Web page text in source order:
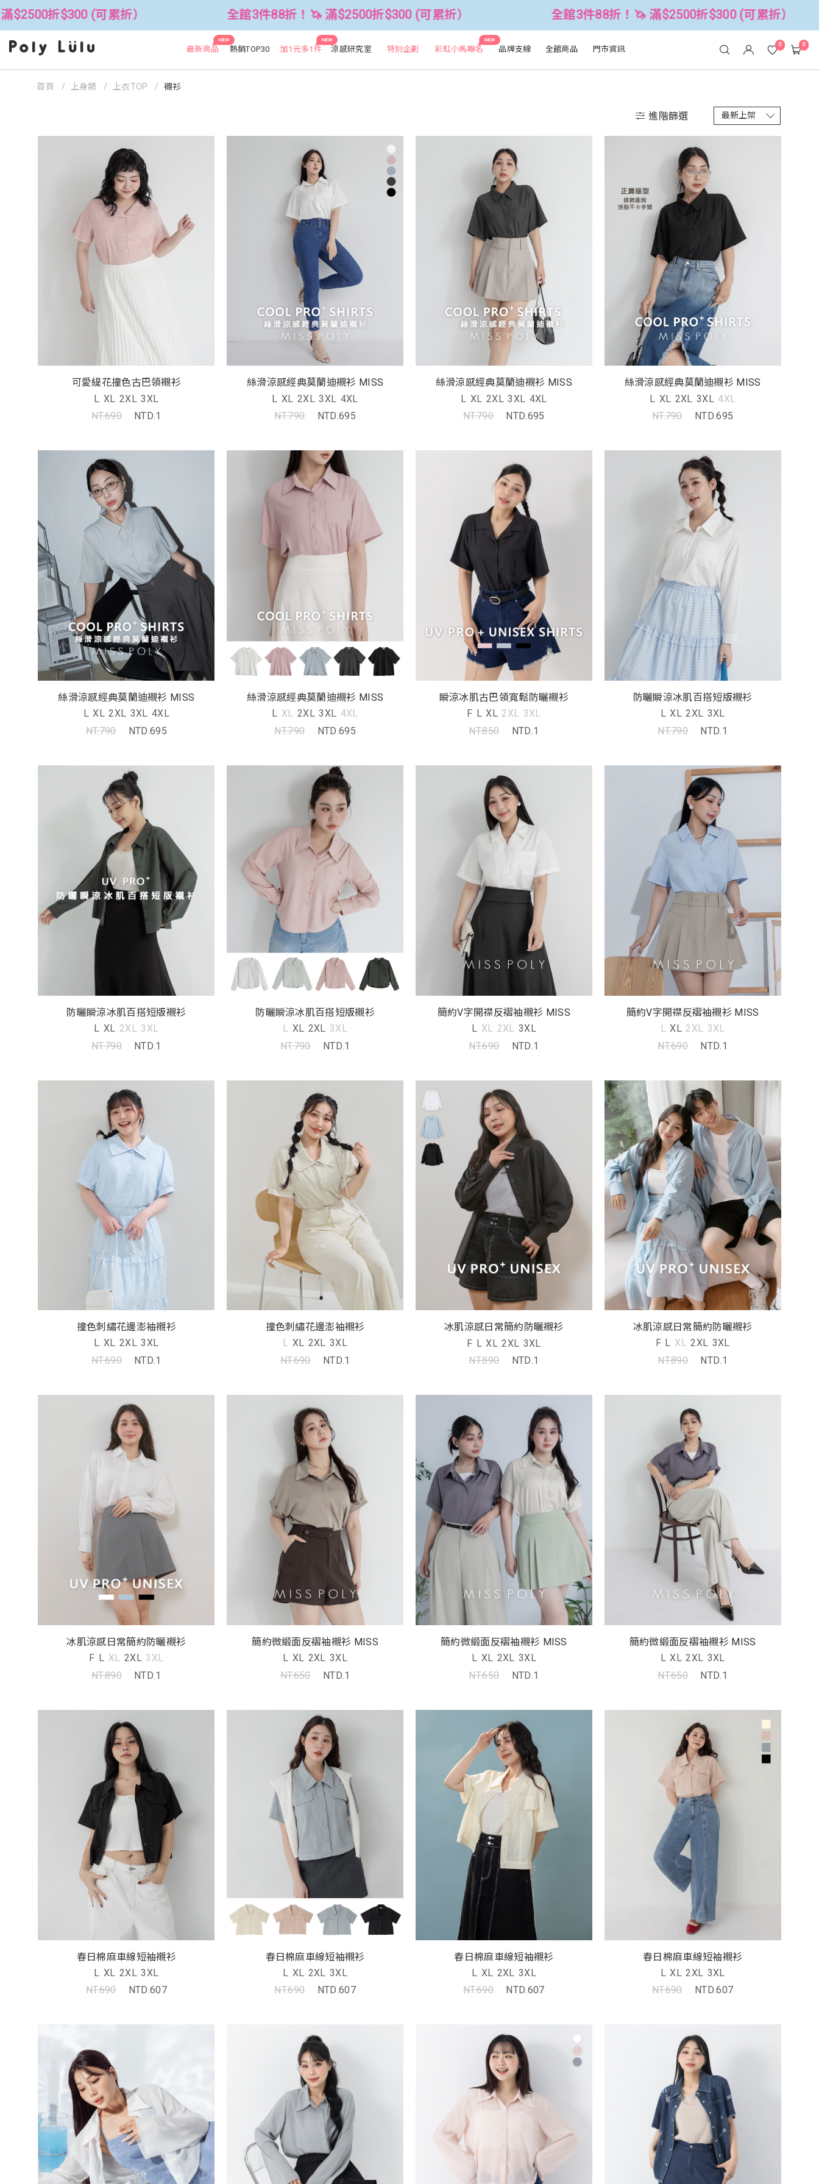
全館3件88折！🦄 滿$2500折$300 (可累折） 全館3件88折！🦄 滿$2500折$300 (可累折） 全館3件88折
NEW
最新商品 熱銷TOP30
NEW
加1元多1件 涼感研究室 特別企劃
NEW
彩虹小馬聯名 品牌支線 全館商品 門市資訊 0 0
首頁 上身類 上衣TOP 襯衫
進階篩選
可愛緹花撞色古巴領襯衫
L XL 2XL 3XL
NT.690
NTD.1
絲滑涼感經典莫蘭迪襯衫 MISS
L XL 2XL 3XL 4XL
NT.790
NTD.695
絲滑涼感經典莫蘭迪襯衫 MISS
L XL 2XL 3XL 4XL
NT.790
NTD.695
絲滑涼感經典莫蘭迪襯衫 MISS
L XL 2XL 3XL 4XL
NT.790
NTD.695
絲滑涼感經典莫蘭迪襯衫 MISS
L XL 2XL 3XL 4XL
NT.790
NTD.695
絲滑涼感經典莫蘭迪襯衫 MISS
L XL 2XL 3XL 4XL
NT.790
NTD.695
瞬涼冰肌古巴領寬鬆防曬襯衫
F L XL 2XL 3XL
NT.850
NTD.1
防曬瞬涼冰肌百搭短版襯衫
L XL 2XL 3XL
NT.790
NTD.1
防曬瞬涼冰肌百搭短版襯衫
L XL 2XL 3XL
NT.790
NTD.1
防曬瞬涼冰肌百搭短版襯衫
L XL 2XL 3XL
NT.790
NTD.1
簡約V字開襟反褶袖襯衫 MISS
L XL 2XL 3XL
NT.690
NTD.1
簡約V字開襟反褶袖襯衫 MISS
L XL 2XL 3XL
NT.690
NTD.1
撞色刺繡花邊澎袖襯衫
L XL 2XL 3XL
NT.690
NTD.1
撞色刺繡花邊澎袖襯衫
L XL 2XL 3XL
NT.690
NTD.1
冰肌涼感日常簡約防曬襯衫
F L XL 2XL 3XL
NT.890
NTD.1
冰肌涼感日常簡約防曬襯衫
F L XL 2XL 3XL
NT.890
NTD.1
冰肌涼感日常簡約防曬襯衫
F L XL 2XL 3XL
NT.890
NTD.1
簡約微緞面反褶袖襯衫 MISS
L XL 2XL 3XL
NT.650
NTD.1
簡約微緞面反褶袖襯衫 MISS
L XL 2XL 3XL
NT.650
NTD.1
簡約微緞面反褶袖襯衫 MISS
L XL 2XL 3XL
NT.650
NTD.1
春日棉麻車線短袖襯衫
L XL 2XL 3XL
NT.690
NTD.607
春日棉麻車線短袖襯衫
L XL 2XL 3XL
NT.690
NTD.607
春日棉麻車線短袖襯衫
L XL 2XL 3XL
NT.690
NTD.607
春日棉麻車線短袖襯衫
L XL 2XL 3XL
NT.690
NTD.607